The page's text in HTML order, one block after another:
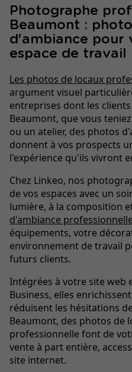
Photographe
Beaumont :
d'ambiance pour
espace de travail
Les photos de locaux
argument visuel
entreprises dont les
Beaumont, que vous
ou un atelier, des photos
donnent à vos prospects
l'expérience qu'ils vivront
Chez Linkeo, nos
de vos espaces avec un
lumière, à la composition
d'ambiance
équipements, votre
environnement de travail
futurs clients.
Intégrées à votre site web
Business, elles
réduisent les hésitations
Beaumont, des photos de
professionnelle font de
vente à part entière,
site internet.